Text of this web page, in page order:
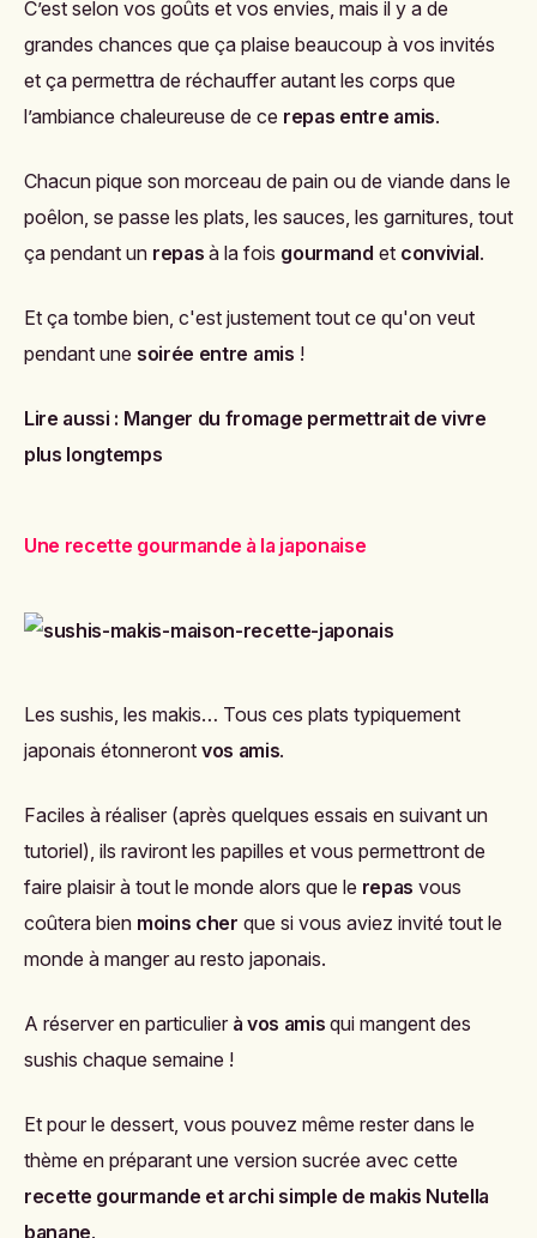
C’est selon vos goûts et vos envies, mais il y a de
grandes chances que ça plaise beaucoup à vos invités
et ça permettra de réchauffer autant les corps que
l’ambiance chaleureuse de ce repas entre amis.
Chacun pique son morceau de pain ou de viande dans le
poêlon, se passe les plats, les sauces, les garnitures, tout
ça pendant un repas à la fois gourmand et convivial.
Et ça tombe bien, c'est justement tout ce qu'on veut
pendant une soirée entre amis !
Lire aussi : Manger du fromage permettrait de vivre
plus longtemps
Une recette gourmande à la japonaise
Les sushis, les makis… Tous ces plats typiquement
japonais étonneront vos amis.
Faciles à réaliser (après quelques essais en suivant un
tutoriel), ils raviront les papilles et vous permettront de
faire plaisir à tout le monde alors que le repas vous
coûtera bien moins cher que si vous aviez invité tout le
monde à manger au resto japonais.
A réserver en particulier à vos amis qui mangent des
sushis chaque semaine !
Et pour le dessert, vous pouvez même rester dans le
thème en préparant une version sucrée avec cette
recette gourmande et archi simple de makis Nutella
banane.